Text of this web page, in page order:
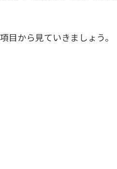
目から見ていきましょう。